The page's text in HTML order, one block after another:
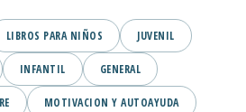
LIBROS PARA NIÑOS JUVENIL
INFANTIL GENERAL
MOTIVACION Y AUTOAYUDA